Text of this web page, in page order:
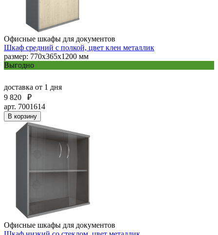
Офисные шкафы для документов
Шкаф средний с полкой, цвет клен металлик
размер: 770х365х1200 мм
Выгодно
доставка от 1 дня
9 820
₽
арт. 7001614
В корзину
Офисные шкафы для документов